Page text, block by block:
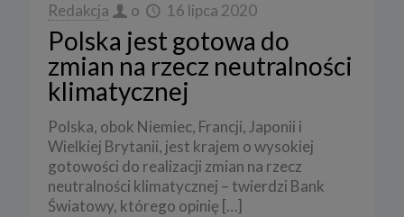
Redakcja o 16 lipca 2020
Polska jest gotowa do
zmian na rzecz neutralności
klimatycznej
Polska, obok Niemiec, Francji, Japonii i
Wielkiej Brytanii, jest krajem o wysokiej
gotowości do realizacji zmian na rzecz
neutralności klimatycznej – twierdzi Bank
Światowy, którego opinię […]